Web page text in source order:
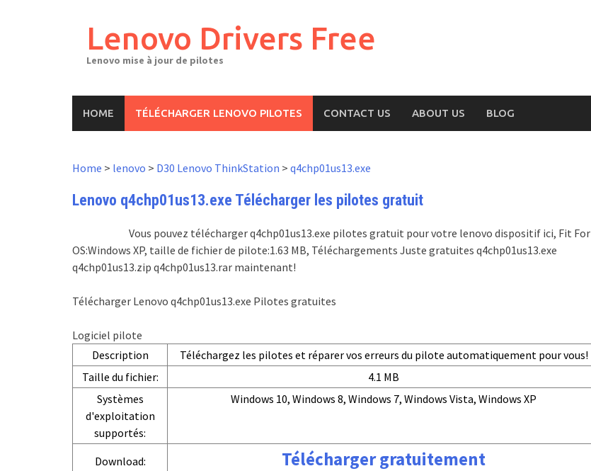
Lenovo Drivers Free
Lenovo mise à jour de pilotes
HOME TÉLÉCHARGER LENOVO PILOTES CONTACT US ABOUT US BLOG
Home > lenovo > D30 Lenovo ThinkStation > q4chp01us13.exe
Lenovo q4chp01us13.exe Télécharger les pilotes gratuit
Vous pouvez télécharger q4chp01us13.exe pilotes gratuit pour votre lenovo dispositif ici, Fit For
OS:Windows XP, taille de fichier de pilote:1.63 MB, Téléchargements Juste gratuites q4chp01us13.exe
q4chp01us13.zip q4chp01us13.rar maintenant!
Télécharger Lenovo q4chp01us13.exe Pilotes gratuites
Logiciel pilote
Description
Téléchargez les pilotes et réparer vos erreurs du pilote automatiquement pour vous!
Taille du fichier:
4.1 MB
Systèmes
d'exploitation
supportés:
Windows 10, Windows 8, Windows 7, Windows Vista, Windows XP
Download: Télécharger gratuitement